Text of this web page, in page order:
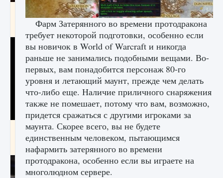
Как найти Гробницу Изгоев в Diablo 4
9 августа 2024 1 337 0 0
Как получить Thunder Egg в Stardew Valley
9 августа 2024 1 244
Фарм Затерянного во времени протодракона
требует некоторой подготовки, особенно если
вы новичок в World of Warcraft и никогда
раньше не занимались подобными вещами. Во-
первых, вам понадобится персонаж 80-го
уровня и летающий маунт, прежде чем делать
что-либо еще. Наличие приличного снаряжения
также не помешает, потому что вам, возможно,
придется сражаться с другими игроками за
маунта. Скорее всего, вы не будете
единственным человеком, пытающимся
нафармить затерянного во времени
протодракона, особенно если вы играете на
многолюдном сервере.